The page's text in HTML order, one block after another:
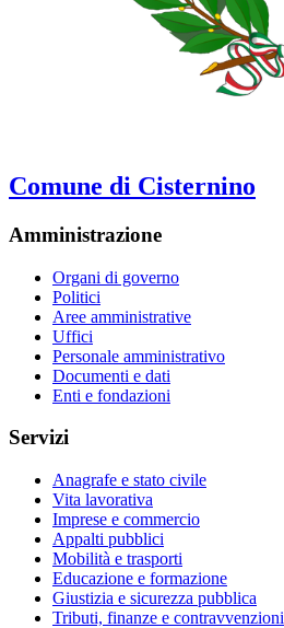
Comune di Cisternino
Amministrazione
Organi di governo
Politici
Aree amministrative
Uffici
Personale amministrativo
Documenti e dati
Enti e fondazioni
Servizi
Anagrafe e stato civile
Vita lavorativa
Imprese e commercio
Appalti pubblici
Mobilità e trasporti
Educazione e formazione
Giustizia e sicurezza pubblica
Tributi, finanze e contravvenzioni